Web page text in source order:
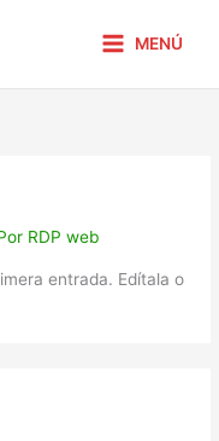
MENÚ
RDP web
entrada. Edítala o